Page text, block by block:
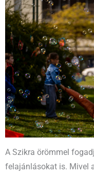
A Szikra örömmel
felajánlásokat is. Mivel